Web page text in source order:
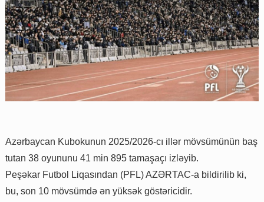
Azərbaycan Kubokunun 2025/2026-cı illər mövsümünün baş
tutan 38 oyununu 41 min 895 tamaşaçı izləyib.
Peşəkar Futbol Liqasından (PFL) AZƏRTAC-a bildirilib ki,
bu, son 10 mövsümdə ən yüksək göstəricidir.